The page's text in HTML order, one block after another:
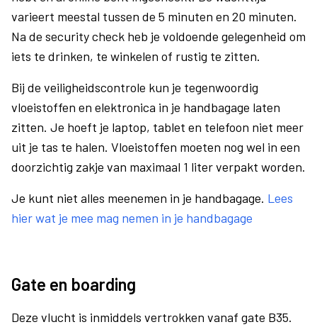
varieert meestal tussen de 5 minuten en 20 minuten.
Na de security check heb je voldoende gelegenheid om
iets te drinken, te winkelen of rustig te zitten.
Bij de veiligheidscontrole kun je tegenwoordig
vloeistoffen en elektronica in je handbagage laten
zitten. Je hoeft je laptop, tablet en telefoon niet meer
uit je tas te halen. Vloeistoffen moeten nog wel in een
doorzichtig zakje van maximaal 1 liter verpakt worden.
Je kunt niet alles meenemen in je handbagage. Lees
hier wat je mee mag nemen in je handbagage
Gate en boarding
Deze vlucht is inmiddels vertrokken vanaf gate B35.